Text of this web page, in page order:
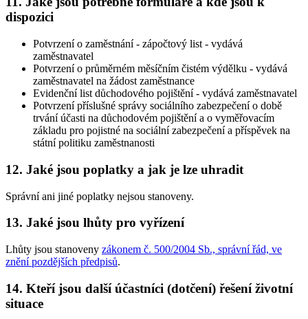
dispozici
Potvrzení o zaměstnání - zápočtový list - vydává
zaměstnavatel
Potvrzení o průměrném měsíčním čistém výdělku - vydává
zaměstnavatel na žádost zaměstnance
Evidenční list důchodového pojištění - vydává zaměstnavatel
Potvrzení příslušné správy sociálního zabezpečení o době
trvání účasti na důchodovém pojištění a o vyměřovacím
základu pro pojistné na sociální zabezpečení a příspěvek na
státní politiku zaměstnanosti
12. Jaké jsou poplatky a jak je lze uhradit
Správní ani jiné poplatky nejsou stanoveny.
13. Jaké jsou lhůty pro vyřízení
Lhůty jsou stanoveny zákonem č. 500/2004 Sb., správní řád, ve
znění pozdějších předpisů.
14. Kteří jsou další účastníci (dotčení) řešení životní
situace